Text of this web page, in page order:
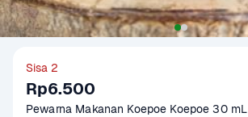
Sisa 2
Rp6.500
Pewarna Makanan Koepoe Koepoe 30 mL